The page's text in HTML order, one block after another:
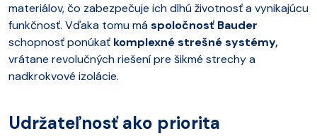
materiálov, čo zabezpečuje ich dlhú životnosť a vynikajúcu
funkčnosť. Vďaka tomu máspoločnosť Bauder
schopnosť ponúkať komplexné strešné systémy,
vrátane revolučných riešení pre šikmé strechy a
nadkrokvové izolácie.
Udržateľnosť ako priorita